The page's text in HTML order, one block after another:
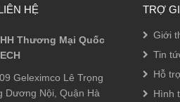
HỆ
Thương Mại Quốc
Geleximco Lê Trọng
Dương Nội, Quận Hà
TRỢ
Giới
Tin
Hỗ
Hình